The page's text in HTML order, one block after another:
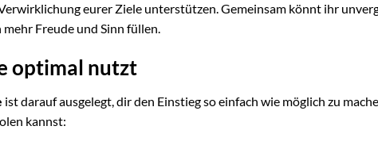
eurer Ziele unterstützen. Gemeinsam könnt ihr
Freude und Sinn füllen.
optimal nutzt
ist darauf ausgelegt, dir den Einstieg so einfach wie möglich zu
kannst: